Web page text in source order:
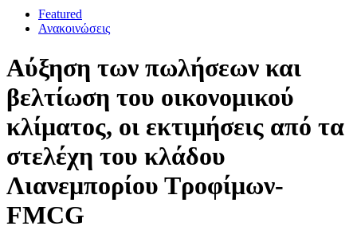
Featured
Ανακοινώσεις
Αύξηση των πωλήσεων και
βελτίωση του οικονομικού
κλίματος, οι εκτιμήσεις από τα
στελέχη του κλάδου
Λιανεμπορίου Τροφίμων-
FMCG